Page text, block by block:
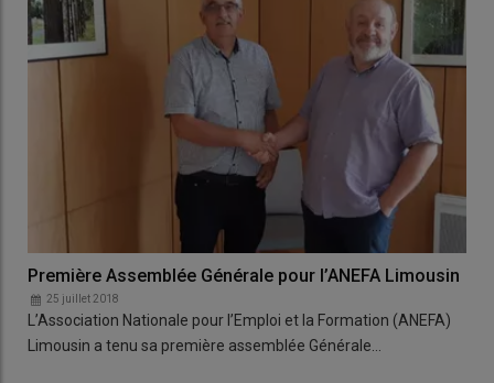
Première Assemblée Générale pour l’ANEFA Limousin
25 juillet 2018
L’Association Nationale pour l’Emploi et la Formation (ANEFA)
Limousin a tenu sa première assemblée Générale…